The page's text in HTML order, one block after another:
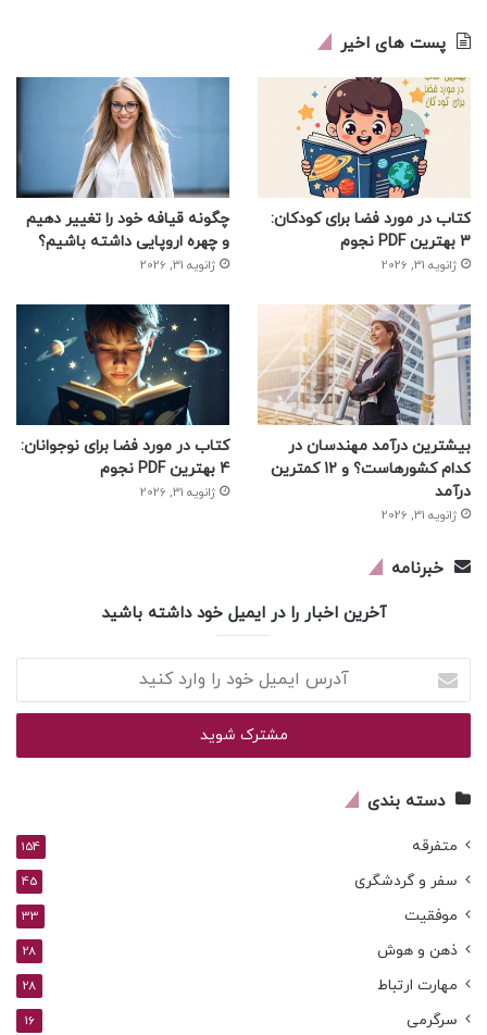
پست های اخیر
کتاب در مورد فضا برای کودکان:
3 بهترین PDF نجوم
ژانویه 31, 2026
چگونه قیافه خود را تغییر دهیم
و چهره اروپایی داشته باشیم؟
ژانویه 31, 2026
بیشترین درآمد مهندسان در
کدام کشورهاست؟ و 12 کمترین
درآمد
ژانویه 31, 2026
کتاب در مورد فضا برای نوجوانان:
4 بهترین PDF نجوم
ژانویه 31, 2026
خبرنامه
آخرین اخبار را در ایمیل خود داشته باشید
ایمیل
خود
وارد
دسته بندی
متفرقه 154
سفر و گردشگری 45
موفقیت 33
ذهن و هوش 28
مهارت ارتباط 28
سرگرمی 16